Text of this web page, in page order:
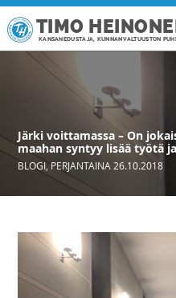
TIMO
KANSANEDUSTAJA, KUNNANVALTUUSTON
Järki voittamassa – On
maahan syntyy lisää työtä
BLOGI ,PERJANTAINA 26.10.2018